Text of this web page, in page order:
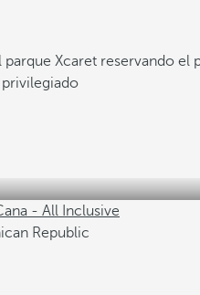
Xcaret reservando el
- All Inclusive
Republic